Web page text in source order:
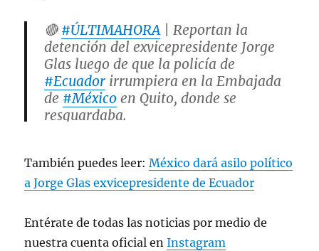
🔴 #ÚLTIMAHORA| Reportan la
detención del exvicepresidente Jorge
Glas luego de que la policía de
#Ecuador irrumpiera en la Embajada
de #México en Quito, donde se
resguardaba.
policiacos a la sede diplomática en ese
país. 👇🏻
Información en…
pic.twitter.com/dn3SFx65Fg
También puedes leer:México dará asilo político
a Jorge Glas exvicepresidente de Ecuador
Entérate de todas las noticias por medio de
nuestra cuenta oficial enInstagram